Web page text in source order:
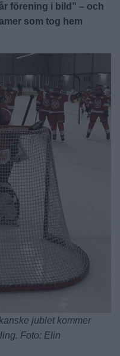
förening i bild” – och
som tog hem
jublet kommer
Foto: Elin